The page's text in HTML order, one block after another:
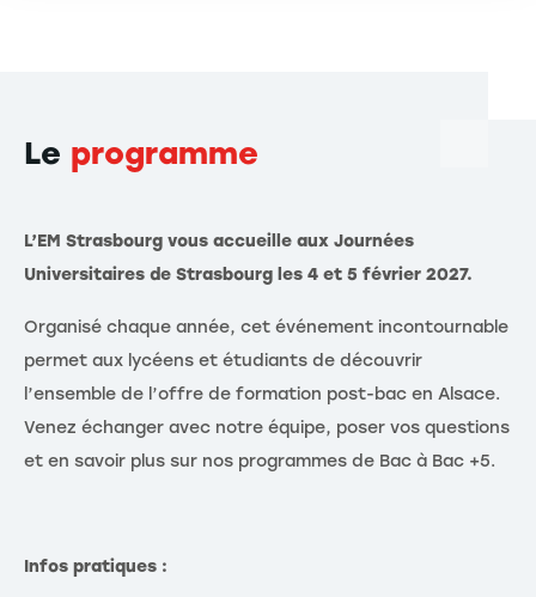
Le programme
L’EM Strasbourg vous accueille aux Journées
Universitaires de Strasbourg les 4 et 5 février 2027.
Organisé chaque année, cet événement incontournable
permet aux lycéens et étudiants de découvrir
l’ensemble de l’offre de formation post-bac en Alsace.
Venez échanger avec notre équipe, poser vos questions
et en savoir plus sur nos programmes de Bac à Bac +5.
Infos pratiques :